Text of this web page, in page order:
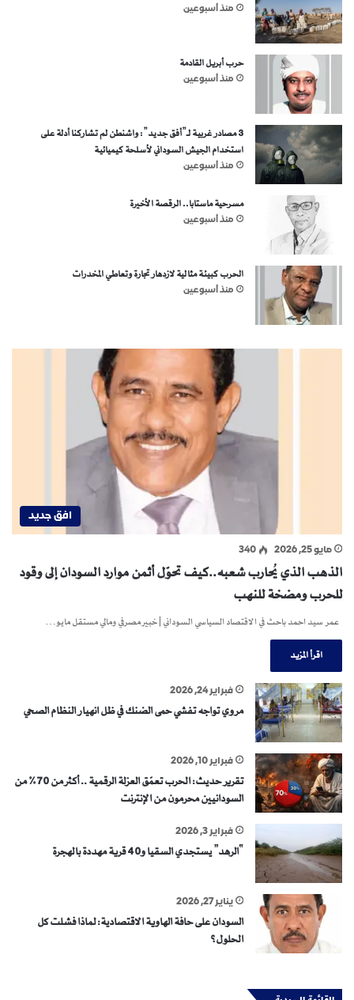
منذ أسبوعين
حرب أبريل القادمة
منذ أسبوعين
3 مصادر غربية لـ”أفق جديد”: واشنطن لم تشاركنا أدلة على
استخدام الجيش السوداني لأسلحة كيميائية
منذ أسبوعين
مسرحية ماستابا.. الرقصة الأخيرة
منذ أسبوعين
الحرب كبيئة مثالية لازدهار تجارة وتعاطي المخدرات
منذ أسبوعين
افق جديد
مايو 25, 2026 340
الذهب الذي يُحارب شعبه..كيف تحوّل أثمن موارد السودان إلى وقود
للحرب ومضخة للنهب
عمر سيد احمد باحث في الاقتصاد السياسي السوداني | خبير مصرفي ومالي مستقل مايو…
اقرأ المزيد
فبراير 24, 2026
مروي تواجه تفشي حمى الضنك في ظل انهيار النظام الصحي
فبراير 10, 2026
تقرير حديث: الحرب تعمّق العزلة الرقمية .. أكثر من 70% من
السودانيين محرمون من الإنترنت
فبراير 3, 2026
“الرهد” يستجدي السقيا و40 قرية مهددة بالهجرة
يناير 27, 2026
السودان على حافة الهاوية الاقتصادية: لماذا فشلت كل
الحلول؟